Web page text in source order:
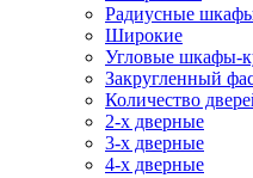
Радиусные
Широкие
Угловые шкафы-
Закругленный
Количество
2-х дверные
3-х дверные
4-х дверные